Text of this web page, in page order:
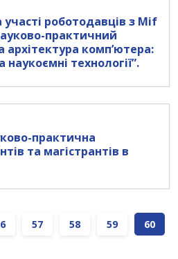
роботодавців з Mif
практичний
архітектура комп’ютера:
наукоємні технології”.
практична
та магістрантів в
57 58 59 60